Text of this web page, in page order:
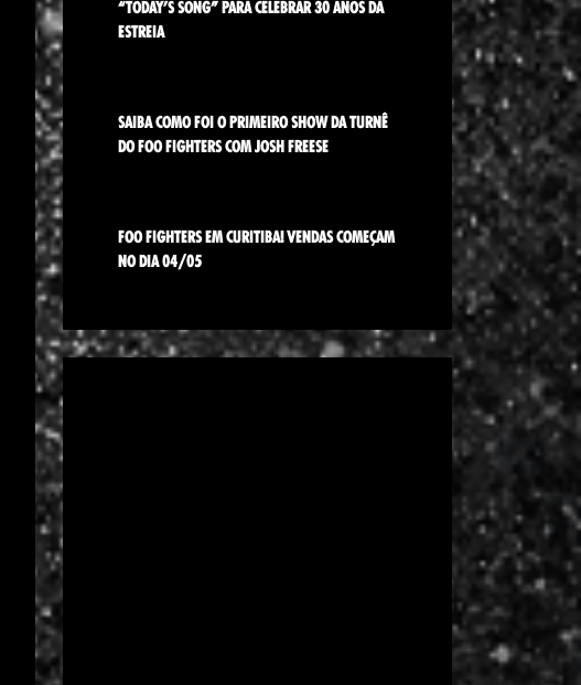
“TODAY’S SONG” PARA CELEBRAR 30 ANOS DA
ESTREIA
SAIBA COMO FOI O PRIMEIRO SHOW DA TURNÊ
DO FOO FIGHTERS COM JOSH FREESE
FOO FIGHTERS EM CURITIBA! VENDAS COMEÇAM
NO DIA 04/05